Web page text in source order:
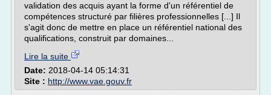
validation des acquis ayant la forme d'un référentiel de
compétences structuré par filières professionnelles [...] Il
s'agit donc de mettre en place un référentiel national des
qualifications, construit par domaines...
Lire la suite
Date: 2018-04-14 05:14:31
Site : http://www.vae.gouv.fr